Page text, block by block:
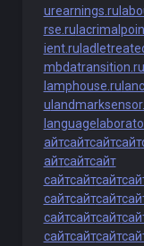
urearnings.ru
rse.ru
ient.ru
mbdatransition.ru
lamphouse.ru
u
айтсайтсайтсайт
айтсайтсайт
сайтсайтсайт
сайтсайтсайт
сайтсайтсайт
сайтсайтсайт